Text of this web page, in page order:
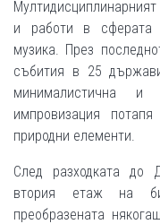
и работи в сферата
музика. През
събития в 25
минималистична и
импровизация
природни елементи.
След разходката до
втория етаж на
преобразената